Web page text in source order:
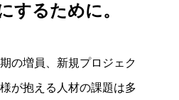
、あなたのライフスタイルに合
合わせ
するために。
の増員、新規プロジェク
が抱える人材の課題は多